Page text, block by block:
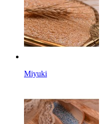
Miyuki